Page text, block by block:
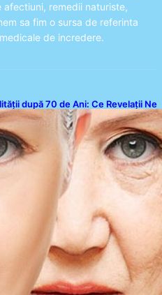
remedii naturiste,
sa fim o sursa de referinta
de incredere.
după 70 de Ani: Ce Revelații Ne